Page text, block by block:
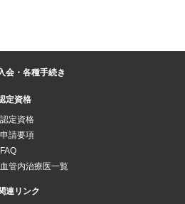
会・各種手続き
定資格
認定資格
申請要項
FAQ
血管内治療医一覧
連リンク